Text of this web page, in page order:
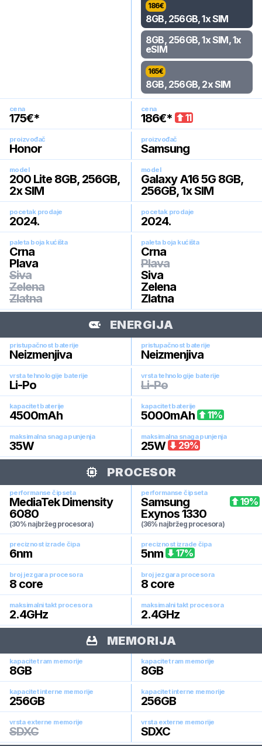
186€
8GB, 256GB, 1x SIM
8GB, 256GB, 1x SIM, 1x
eSIM
165€
8GB, 256GB, 2x SIM
cena
175€*
cena
186€* 11
proizvođač
Honor
proizvođač
Samsung
model
200 Lite 8GB, 256GB,
2x SIM
model
Galaxy A16 5G 8GB,
256GB, 1x SIM
pocetak prodaje
2024.
pocetak prodaje
2024.
paleta boja kućišta
Crna
Plava
Siva
Zelena
Zlatna
paleta boja kućišta
Crna
Plava
Siva
Zelena
Zlatna
ENERGIJA
pristupačnost baterije
Neizmenjiva
pristupačnost baterije
Neizmenjiva
vrsta tehnologije baterije
Li-Po
vrsta tehnologije baterije
Li-Po
kapacitet baterije
4500mAh
kapacitet baterije
5000mAh 11%
maksimalna snaga punjenja
35W
maksimalna snaga punjenja
25W 29%
PROCESOR
performanse čipseta
MediaTek Dimensity
6080
(30% najbržeg procesora)
performanse čipseta
Samsung
Exynos 1330
(36% najbržeg procesora)
19%
preciznost izrade čipa
6nm
preciznost izrade čipa
5nm 17%
broj jezgara procesora
8 core
broj jezgara procesora
8 core
maksimalni takt procesora
2.4GHz
maksimalni takt procesora
2.4GHz
MEMORIJA
kapacitet ram memorije
8GB
kapacitet ram memorije
8GB
kapacitet interne memorije
256GB
kapacitet interne memorije
256GB
vrsta externe memorije
SDXC
vrsta externe memorije
SDXC